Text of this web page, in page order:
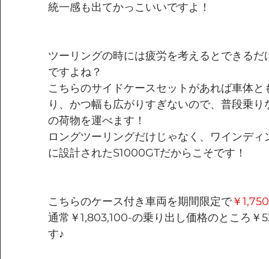
統一感も出てかっこいいですよ！
ツーリングの時には疲労を考えるとできる
ですよね？
こちらのサイドケースセットがあれば車体
り、かつ幅も広がりすぎないので、普段乗
の荷物を運べます！
ロングツーリングだけじゃなく、ワインデ
に設計されたS1000GTだからこそです！
こちらのケース付き車両を期間限定で￥
通常￥1,803,100-の乗り出し価格のところ￥
す♪